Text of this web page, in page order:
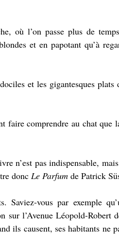
où l’on passe plus de
et en papotant qu’à
et les gigantesques
comprendre au chat que
n’est pas indispensable,
donc Le Parfum de Patrick
Saviez-vous par exemple
sur l’Avenue Léopold-Robert
ils causent, ses habitants ne